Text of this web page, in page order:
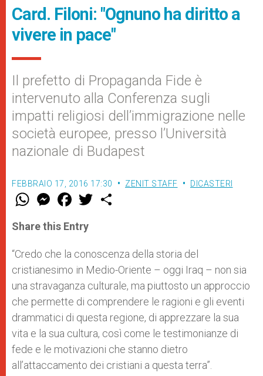
Card. Filoni: "Ognuno ha diritto a
vivere in pace"
Il prefetto di Propaganda Fide è
intervenuto alla Conferenza sugli
impatti religiosi dell’immigrazione nelle
società europee, presso l’Università
nazionale di Budapest
FEBBRAIO 17, 2016 17:30 ZENIT STAFF DICASTERI
W
t
s
p
p
M
e
s
e
g
e
r
F
a
e
b
o
k
w
r
Share this Entry
“Credo che la conoscenza della storia del
cristianesimo in Medio-Oriente – oggi Iraq – non sia
una stravaganza culturale, ma piuttosto un approccio
che permette di comprendere le ragioni e gli eventi
drammatici di questa regione, di apprezzare la sua
vita e la sua cultura, così come le testimonianze di
fede e le motivazioni che stanno dietro
all’attaccamento dei cristiani a questa terra”.